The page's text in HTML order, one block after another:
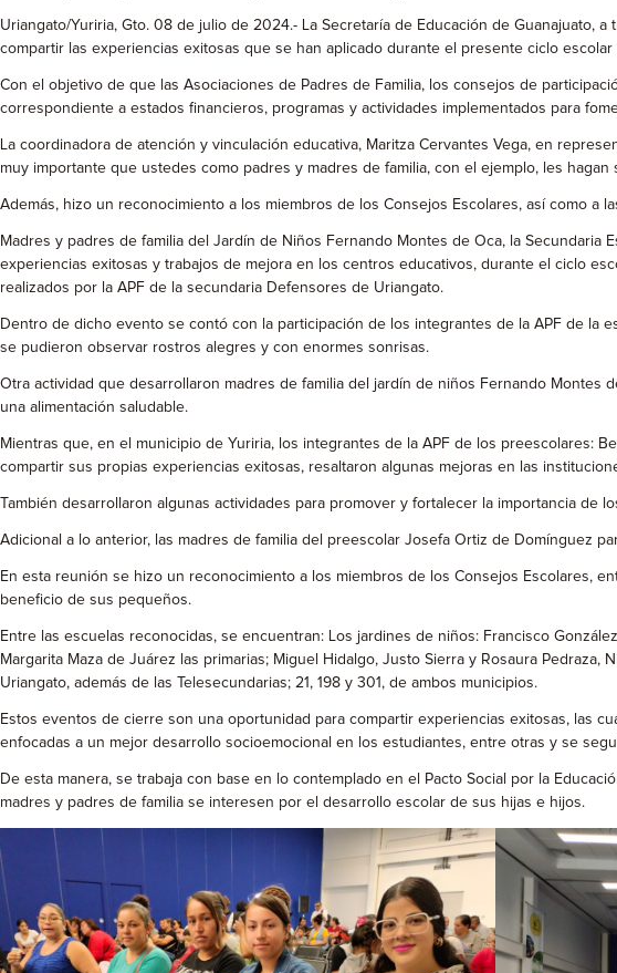
Uriangato/Yuriria, Gto. 08 de julio de 2024.- La Secretaría de Educación de Guanajuato,
compartir las experiencias exitosas que se han aplicado durante el presente ciclo
Con el objetivo de que las Asociaciones de Padres de Familia, los consejos de
correspondiente a estados financieros, programas y actividades implementados para
La coordinadora de atención y vinculación educativa, Maritza Cervantes Vega, en
muy importante que ustedes como padres y madres de familia, con el ejemplo, les
Además, hizo un reconocimiento a los miembros de los Consejos Escolares, así como
Madres y padres de familia del Jardín de Niños Fernando Montes de Oca, la Secundaria
experiencias exitosas y trabajos de mejora en los centros educativos, durante el ciclo
realizados por la APF de la secundaria Defensores de Uriangato.
Dentro de dicho evento se contó con la participación de los integrantes de la APF de la
se pudieron observar rostros alegres y con enormes sonrisas.
Otra actividad que desarrollaron madres de familia del jardín de niños Fernando Montes
una alimentación saludable.
Mientras que, en el municipio de Yuriria, los integrantes de la APF de los preescolares:
compartir sus propias experiencias exitosas, resaltaron algunas mejoras en las
También desarrollaron algunas actividades para promover y fortalecer la importancia
Adicional a lo anterior, las madres de familia del preescolar Josefa Ortiz de Domínguez
En esta reunión se hizo un reconocimiento a los miembros de los Consejos Escolares,
beneficio de sus pequeños.
Entre las escuelas reconocidas, se encuentran: Los jardines de niños: Francisco
Margarita Maza de Juárez las primarias; Miguel Hidalgo, Justo Sierra y Rosaura
Uriangato, además de las Telesecundarias; 21, 198 y 301, de ambos municipios.
Estos eventos de cierre son una oportunidad para compartir experiencias exitosas, las
enfocadas a un mejor desarrollo socioemocional en los estudiantes, entre otras y se
De esta manera, se trabaja con base en lo contemplado en el Pacto Social por la
madres y padres de familia se interesen por el desarrollo escolar de sus hijas e hijos.